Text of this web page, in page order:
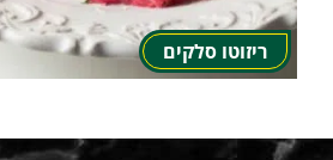
ריזוטו סלקים